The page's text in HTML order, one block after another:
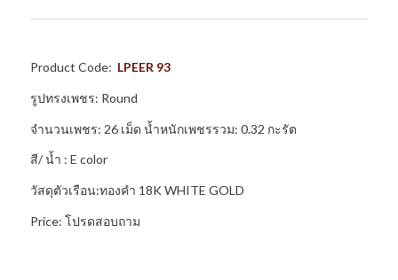
Product Code: LPEER 93
รูปทรงเพชร: Round
จำนวนเพชร: 26 เม็ด น้ำหนักเพชรรวม: 0.32 กะรัต
สี/ น้ำ : E color
วัสดุตัวเรือน:ทองคำ 18K WHITE GOLD
Price: โปรดสอบถาม